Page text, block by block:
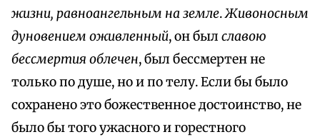
жизни, равноангельным на земле.Живоносным
дуновением оживленный, он был славою
бессмертия облечен, был бессмертен не
только по душе, но и по телу. Если бы было
сохранено это божественное достоинство, не
было бы того ужасного и горестного